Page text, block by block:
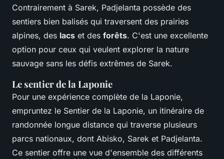
Contrairement à Sarek, Padjelanta possède des
sentiers bien balisés qui traversent des prairies
alpines, des lacs et des forêts. C'est une excellente
option pour ceux qui veulent explorer la nature
sauvage sans les défis extrêmes de Sarek.
Le sentier de la Laponie
Pour une expérience complète de la Laponie,
empruntez le Sentier de la Laponie, un itinéraire de
randonnée longue distance qui traverse plusieurs
parcs nationaux, dont Abisko, Sarek et Padjelanta.
Ce sentier offre une vue d'ensemble des différents